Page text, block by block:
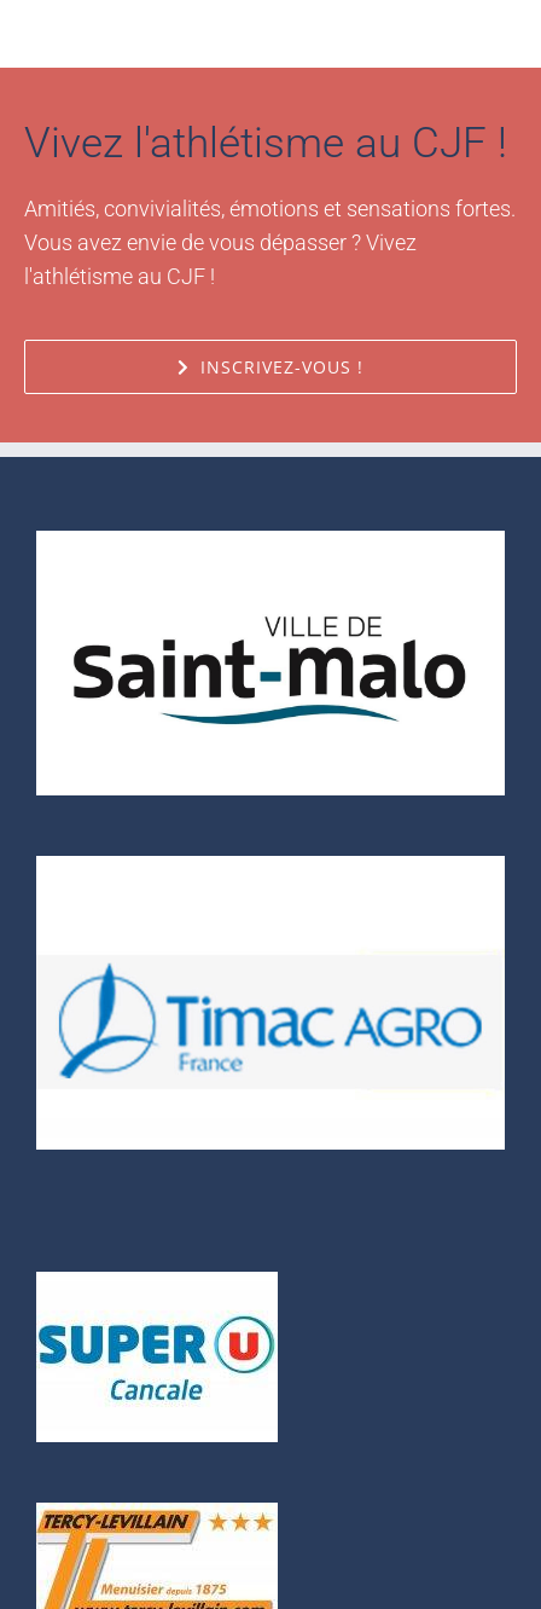
Vivez l'athlétisme au CJF !
Amitiés, convivialités, émotions et sensations fortes.
Vous avez envie de vous dépasser ? Vivez
l'athlétisme au CJF !
INSCRIVEZ-VOUS !